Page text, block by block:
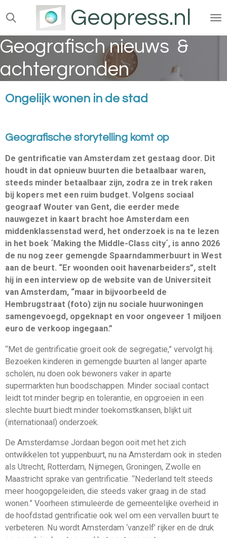
Ga
direct
naar
de
hoofdinhoud
Geopress.nl
Geografisch nieuws &
achtergronden
Ongelijk wonen in de stad
Geografische storytelling komt op
De gentrificatie van Amsterdam zet gestaag door. Dit
houdt in dat opnieuw buurten die betaalbaar waren,
steeds minder betaalbaar zijn, zodra ze in trek raken
bij kopers met een ruim budget. Volgens sociaal
geograaf Wouter van Gent, die eerder mede
nauwgezet in kaart bracht hoe Amsterdam een
middenklassenstad werd, het onderzoek is na te lezen
in het boek ´Making the Middle-Class city´, is anno 2026
de nu nog zeer gemengde Spaarndammerbuurt in West
aan de beurt. “Er woonden ooit havenarbeiders”, stelt
hij in een interview op de website van de Universiteit
van Amsterdam, “maar in bijvoorbeeld de
Hembrugstraat (foto) zijn nu sociale huurwoningen
samengevoegd, opgeknapt en voor ongeveer 1 miljoen
euro de verkoop ingegaan.”
“Met de gentrificatie groeit ook de segregatie,” vervolgt hij.
Bezoeken kinderen in gemengde buurten al langer aparte
scholen, nu doen ook bewoners vaker in aparte
supermarkten hun boodschappen. Minder sociaal contact
leidt tot minder begrip en tolerantie, en opgroeien in een
slechte buurt biedt minder toekomstkansen, blijkt uit
(internationaal) onderzoek.
De Amsterdamse Jordaan begon ooit met het zich
ontwikkelen tot yuppenbuurt, nu na Amsterdam ook in steden
als Utrecht, Rotterdam, Nijmegen, Groningen, Zwolle en
Maastricht sprake van gentrificatie. “Nederland telt steeds
meer hoogopgeleiden, die steeds vaker graag in de stad
wonen.” Voorheen stimuleerde de gemeentelijke overheid in
de hoofdstad gentrificatie ook wel om een vervallen buurt te
verbeteren. Nu wordt Amsterdam ‘vanzelf’ rijker en de druk